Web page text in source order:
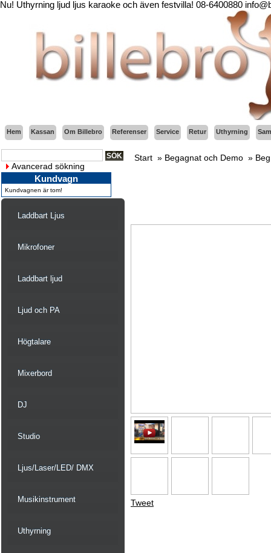
Nu! Uthyrning ljud ljus karaoke och även festvilla! 08-6400880
Hem Kassan Om Billebro Referenser Service Retur Uthyrning
Avancerad sökning
Kundvagn
Kundvagnen är tom!
Laddbart Ljus
Mikrofoner
Laddbart ljud
Ljud och PA
Högtalare
Mixerbord
DJ
Studio
Ljus/Laser/LED/ DMX
Musikinstrument
Uthyrning
Start » Begagnat och Demo »
Tweet